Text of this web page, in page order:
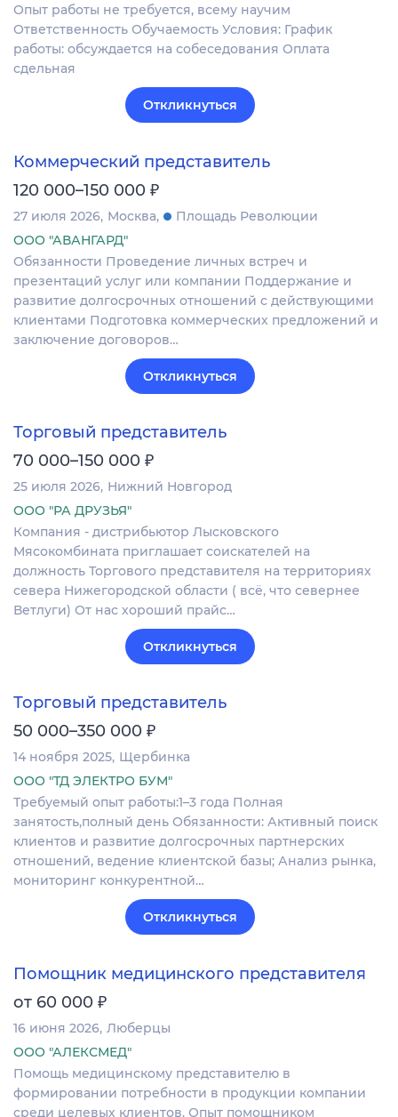
Опыт работы не требуется, всему научим
Ответственность Обучаемость Условия: График
работы: обсуждается на собеседования Оплата
сдельная
Откликнуться
Коммерческий представитель
120 000–150 000 ₽
27 июля 2026 Москва
Площадь Революции
ООО "АВАНГАРД"
Обязанности Проведение личных встреч и
презентаций услуг или компании Поддержание и
развитие долгосрочных отношений с действующими
клиентами Подготовка коммерческих предложений и
заключение договоров…
Откликнуться
Торговый представитель
70 000–150 000 ₽
25 июля 2026 Нижний Новгород
ООО "РА ДРУЗЬЯ"
Компания - дистрибьютор Лысковского
Мясокомбината приглашает соискателей на
должность Торгового представителя на территориях
севера Нижегородской области ( всё, что севернее
Ветлуги) От нас хороший прайс…
Откликнуться
Торговый представитель
50 000–350 000 ₽
14 ноября 2025 Щербинка
ООО "ТД ЭЛЕКТРО БУМ"
Требуемый опыт работы:1–3 года Полная
занятость,полный день Обязанности: Активный поиск
клиентов и развитие долгосрочных партнерских
отношений, ведение клиентской базы; Анализ рынка,
мониторинг конкурентной…
Откликнуться
Помощник медицинского представителя
от 60 000 ₽
16 июня 2026 Люберцы
ООО "АЛЕКСМЕД"
Помощь медицинскому представителю в
формировании потребности в продукции компании
среди целевых клиентов. Опыт помощником